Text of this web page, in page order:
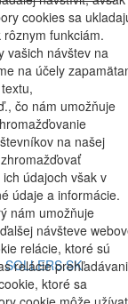
SOLLERS.SK
cookies sa
funkciám.
vašich návštev na
na účely
čo nám umožňuje
na našej
údajoch však v
údaje a informácie.
nám umožňuje
návšteve
relácie, ktoré sú
relácie
ktoré sa